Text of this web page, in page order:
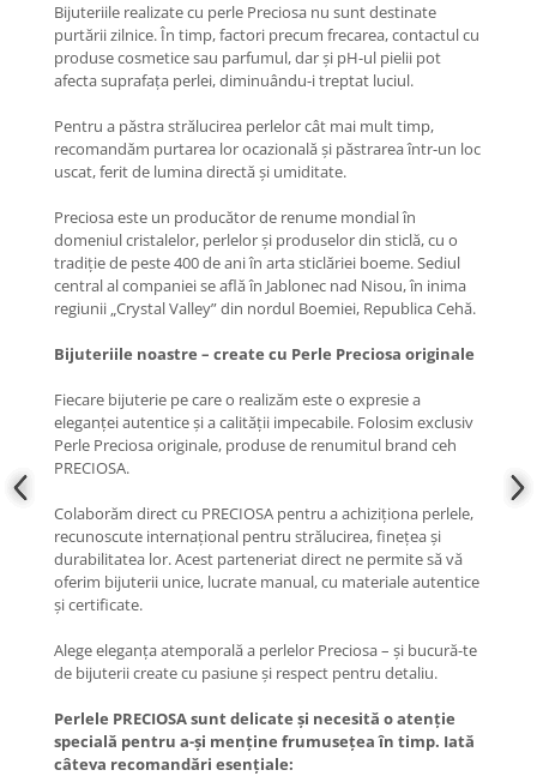
Bijuteriile realizate cu perle Preciosa nu sunt destinate
purtării zilnice. În timp, factori precum frecarea, contactul cu
produse cosmetice sau parfumul, dar și pH-ul pielii pot
afecta suprafața perlei, diminuându-i treptat luciul.
Pentru a păstra strălucirea perlelor cât mai mult timp,
recomandăm purtarea lor ocazională și păstrarea într-un loc
uscat, ferit de lumina directă și umiditate.
​Preciosa este un producător de renume mondial în
domeniul cristalelor, perlelor și produselor din sticlă, cu o
tradiție de peste 400 de ani în arta sticlăriei boeme. Sediul
central al companiei se află în Jablonec nad Nisou, în inima
regiunii „Crystal Valley” din nordul Boemiei, Republica Cehă.
Bijuteriile noastre – create cu Perle Preciosa originale
Fiecare bijuterie pe care o realizăm este o expresie a
eleganței autentice și a calității impecabile. Folosim exclusiv
Perle Preciosa originale, produse de renumitul brand ceh
PRECIOSA.
Colaborăm direct cu PRECIOSA pentru a achiziționa perlele,
recunoscute internațional pentru strălucirea, finețea și
durabilitatea lor. Acest parteneriat direct ne permite să vă
oferim bijuterii unice, lucrate manual, cu materiale autentice
și certificate.
Alege eleganța atemporală a perlelor Preciosa – și bucură-te
de bijuterii create cu pasiune și respect pentru detaliu.
Perlele PRECIOSA sunt delicate și necesită o atenție
specială pentru a-și menține frumusețea în timp. Iată
câteva recomandări esențiale: